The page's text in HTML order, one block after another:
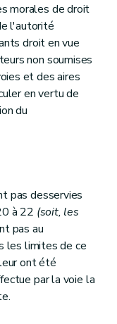
morales de droit
l'autorité
droit en vue
non soumises
et des aires
en vertu de
du
pas desservies
à 22 (soit, les
pas au
les limites de ce
ont été
par la voie la